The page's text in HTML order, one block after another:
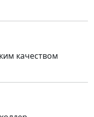
качеством